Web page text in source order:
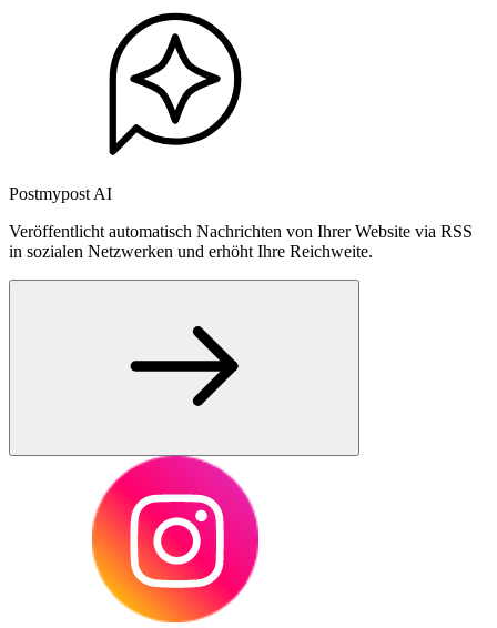
Postmypost AI
Veröffentlicht automatisch Nachrichten von Ihrer Website via RSS
in sozialen Netzwerken und erhöht Ihre Reichweite.